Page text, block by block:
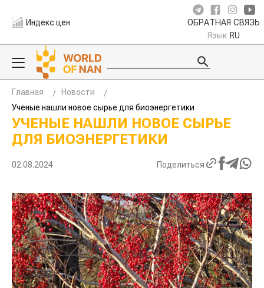
Индекс цен ОБРАТНАЯ СВЯЗЬ
Язык RU
Главная
Новости
Ученые нашли новое сырье для биоэнергетики
УЧЕНЫЕ НАШЛИ НОВОЕ СЫРЬЕ
ДЛЯ БИОЭНЕРГЕТИКИ
02.08.2024 Поделиться